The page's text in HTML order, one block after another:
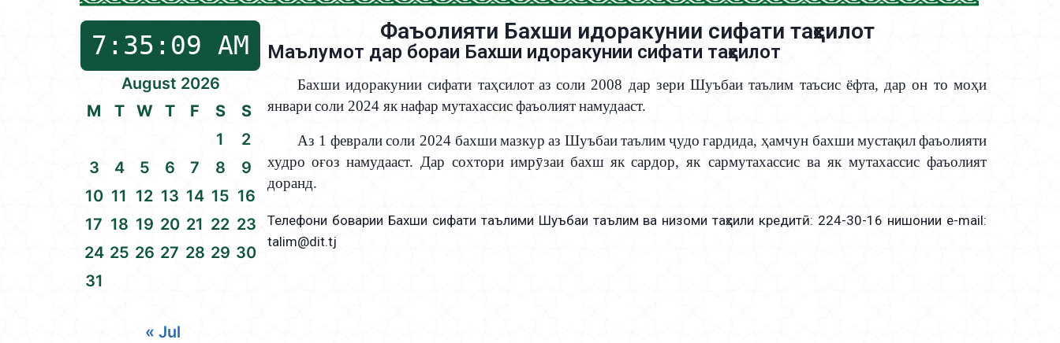
August 2026
M
T W T F S
S
1
2
3
4 5 6 7 8
9
10 11 12 13 14 15 16
17 18 19 20 21 22 23
24 25 26 27 28 29 30
31
« Jul
Фаъолияти Бахши идоракунии сифати таҳсилот
Маълумот дар бораи Бахши идоракунии сифати таҳсилот
Бахши идоракунии сифати таҳсилот аз соли 2008 дар зери Шуъбаи таълим таъсис ёфта, дар он то моҳи
январисоли 2024 якнафар мутахассисфаъолиятнамудааст.
Аз 1феврали соли 2024 бахши мазкур аз Шуъбаи таълим ҷудо гардида,ҳамчун бахши мустақил фаъолияти
худро оғоз намудааст. Дар сохтори имрӯзаи бахш як сардор, як сармутахассис ва як мутахассис фаъолият
доранд.
Телефони боварии Бахши сифати таълими Шуъбаи таълим ва низоми таҳсили кредитӣ: 224-30-16 нишонии e-mail:
talim@dit.tj